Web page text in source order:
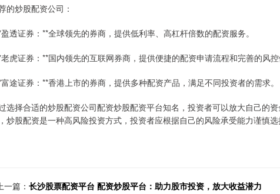
的炒股配资公司：
透证券：**全球领先的券商，提供低利率、高杠杆倍数的配资服务。
虎证券：**国内领先的互联网券商，提供便捷的配资申请流程和完善的风控
途证券：**香港上市的券商，提供多种配资产品，满足不同投资者的需求。
选择合适的炒股配资公司配资炒股配资平台知名，投资者可以放大自己的
炒股配资是一种高风险投资方式，投资者应根据自己的风险承受能力谨慎选
一篇： 长沙股票配资平台 配资炒股平台：助力股市投资，放大收益潜力